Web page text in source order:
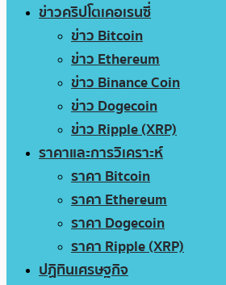
ข่าวคริปโตเคอเรนซี่
ข่าว Bitcoin
ข่าว Ethereum
ข่าว Binance Coin
ข่าว Dogecoin
ข่าว Ripple (XRP)
ราคาและการวิเคราะห์
ราคา Bitcoin
ราคา Ethereum
ราคา Dogecoin
ราคา Ripple (XRP)
ปฏิทินเศรษฐกิจ